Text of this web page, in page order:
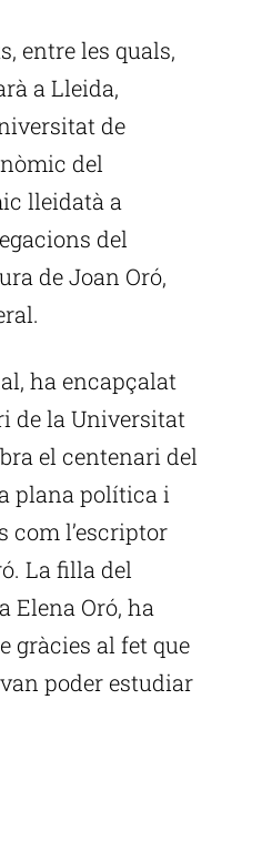
entre les quals,
a Lleida,
de
del
lleidatà a
del
de Joan Oró,
ha encapçalat
de la Universitat
el centenari del
plana política i
com l’escriptor
La filla del
Elena Oró, ha
gràcies al fet que
poder estudiar